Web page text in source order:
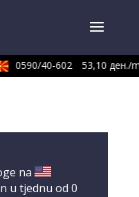
0590/40-602 53,10 ден./
na
u tjednu od 0